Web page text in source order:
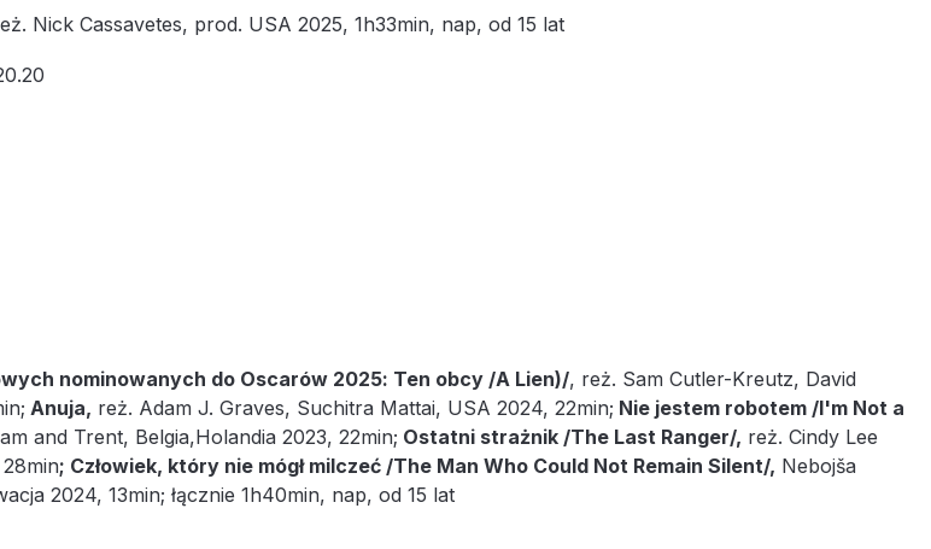
Nick Cassavetes, prod. USA 2025, 1h33min, nap, od 15 lat
nominowanych do Oscarów 2025: Ten obcy /A Lien)/, reż. Sam Cutler-Kreutz, David
Anuja, reż. Adam J. Graves, Suchitra Mattai, USA 2024, 22min; Nie jestem robotem /I'm Not a
and Trent, Belgia,Holandia 2023, 22min; Ostatni strażnik /The Last Ranger/, reż. Cindy Lee
; Człowiek, który nie mógł milczeć /The Man Who Could Not Remain Silent/, Nebojša
2024, 13min; łącznie 1h40min, nap, od 15 lat